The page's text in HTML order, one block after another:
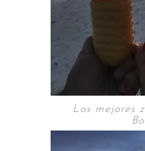
Los mejores